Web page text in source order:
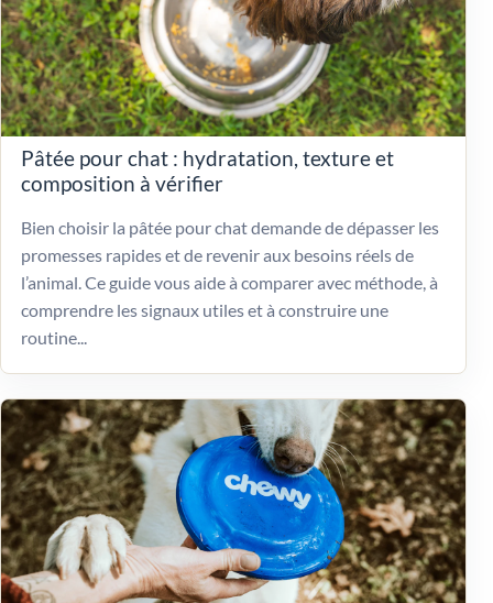
Pâtée pour chat : hydratation, texture et
composition à vérifier
Bien choisir la pâtée pour chat demande de dépasser les
promesses rapides et de revenir aux besoins réels de
l’animal. Ce guide vous aide à comparer avec méthode, à
comprendre les signaux utiles et à construire une
routine...